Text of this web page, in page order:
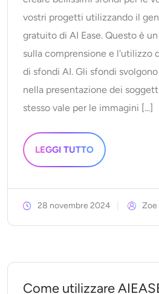
Potenziatore video
Rimozione filigrana video
vostri progetti utilizzando il
gratuito di AI Ease. Questo è
sulla comprensione e l'utilizzo
di sfondi AI. Gli sfondi
nella presentazione dei
stesso vale per le immagini [...]
LEGGI TUTTO
28 novembre 2024 Zoe
Come utilizzare